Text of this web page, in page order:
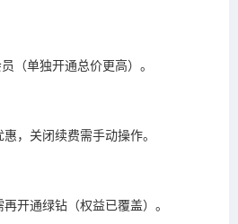
（单独开通总价更高）。
，关闭续费需手动操作。
开通绿钻（权益已覆盖）。